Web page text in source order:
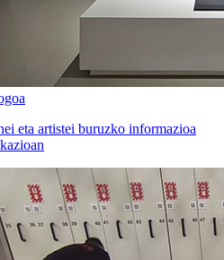
eta artistei buruzko informazioa